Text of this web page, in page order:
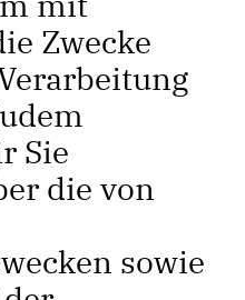
Zwecke
Sie
die von
sowie